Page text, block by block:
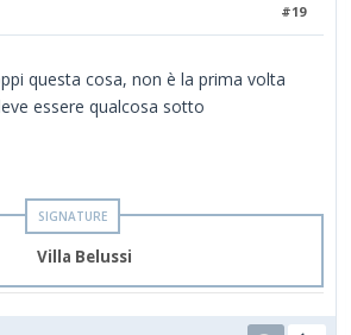
#19
questa cosa, non è la prima volta
essere qualcosa sotto
Villa Belussi